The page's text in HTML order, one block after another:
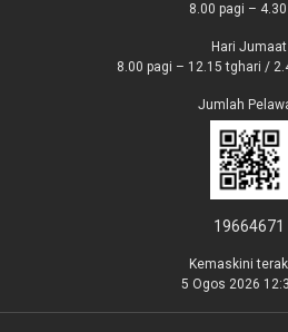
8.00 pagi –
Hari Jumaat
8.00 pagi – 12.15 tghari /
Jumlah
19664671
Kemaskini
5 Ogos 2026